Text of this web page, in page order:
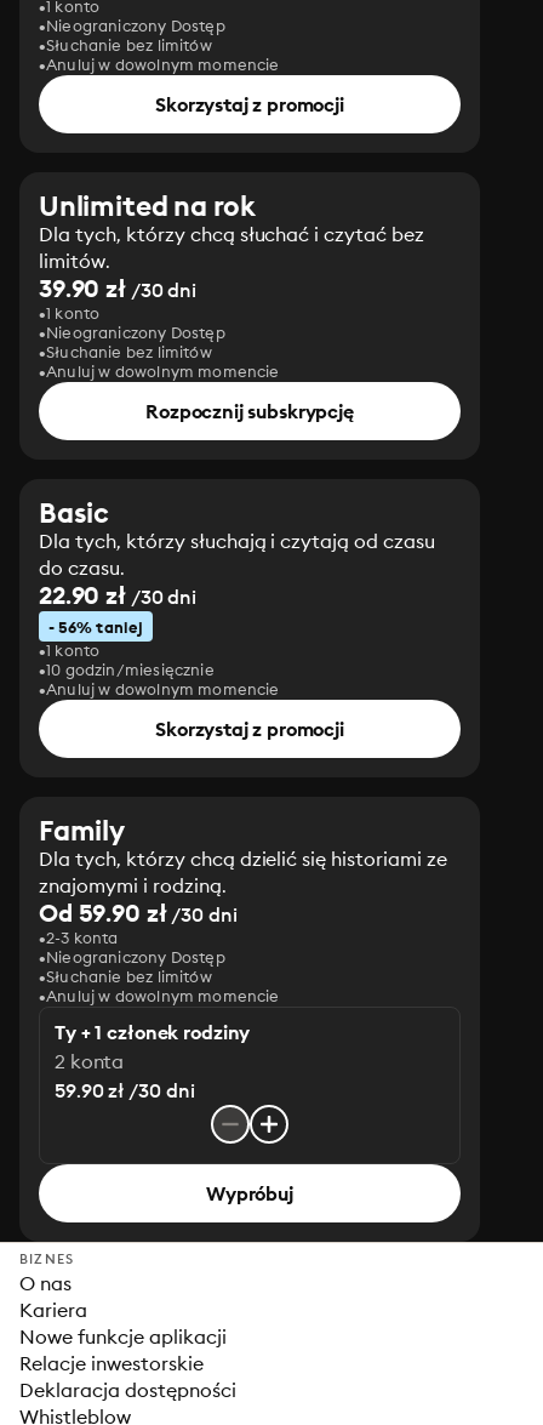
1 konto
Nieograniczony Dostęp
Słuchanie bez limitów
Anuluj w dowolnym momencie
Skorzystaj z promocji
Unlimited na rok
Dla tych, którzy chcą słuchać i czytać bez
limitów.
39.90 zł/30 dni
1 konto
Nieograniczony Dostęp
Słuchanie bez limitów
Anuluj w dowolnym momencie
Rozpocznij subskrypcję
Basic
Dla tych, którzy słuchają i czytają od czasu
do czasu.
22.90 zł/30 dni
- 56% taniej
1 konto
10 godzin/miesięcznie
Anuluj w dowolnym momencie
Skorzystaj z promocji
Family
Dla tych, którzy chcą dzielić się historiami ze
znajomymi i rodziną.
Od 59.90 zł/30 dni
2-3 konta
Nieograniczony Dostęp
Słuchanie bez limitów
Anuluj w dowolnym momencie
Ty + 1 członek rodziny
2 konta
59.90 zł /30 dni
Wypróbuj
BIZNES
O nas
Kariera
Nowe funkcje aplikacji
Relacje inwestorskie
Deklaracja dostępności
Whistleblow